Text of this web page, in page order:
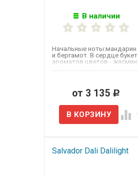
В наличии
Начальные ноты:мандарин
и бергамот. В сердце букет
ароматов цветов - жасмин,
от 3 135 Р
Salvador Dali Dalilight